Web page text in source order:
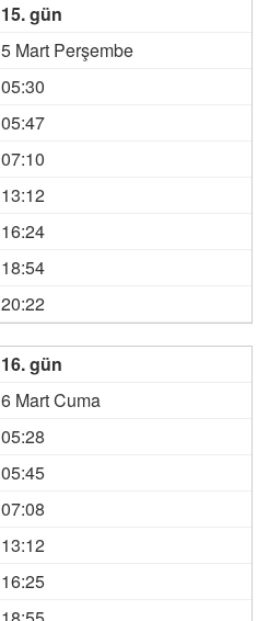
15. gün
5 Mart Perşembe
05:30
05:47
07:10
13:12
16:24
18:54
20:22
16. gün
6 Mart Cuma
05:28
05:45
07:08
13:12
16:25